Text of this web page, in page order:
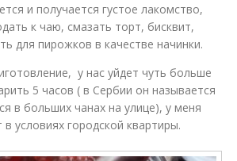
и получается густое лакомство,
к чаю, смазать торт, бисквит,
для пирожков в качестве начинки.
у нас уйдет чуть больше
5 часов ( в Сербии он называется
в больших чанах на улице), у меня
условиях городской квартиры.